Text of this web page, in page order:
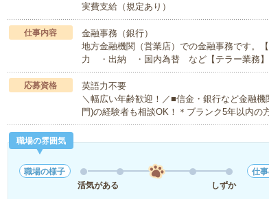
実費支給（規定あり）
仕事内容
金融事務（銀行）
地方金融機関（営業店）での金融事務です
力 ・出納 ・国内為替 など【テラー業務
応募資格
英語力不要
＼幅広い年齢歓迎！／■信金・銀行など金融
門)の経験者も相談OK！＊ブランク5年以内の
職場の雰囲気
職場の様子
活気がある
しずか
仕